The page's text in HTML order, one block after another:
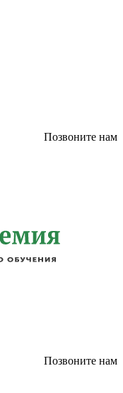
Позвоните нам
Позвоните нам